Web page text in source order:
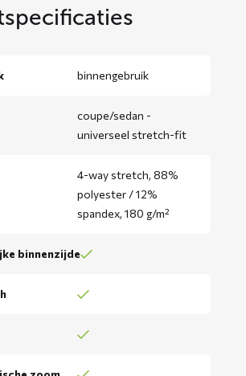
binnengebruik
coupe/sedan -
universeel stretch-fit
4-way stretch, 88%
polyester / 12%
spandex, 180 g/m²
binnenzijde